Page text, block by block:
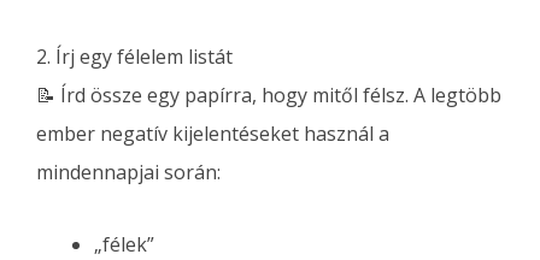
2. Írj egy félelem listát
📝 Írd össze egy papírra, hogy mitől félsz. A legtöbb
ember negatív kijelentéseket használ a
mindennapjai során:
„félek”